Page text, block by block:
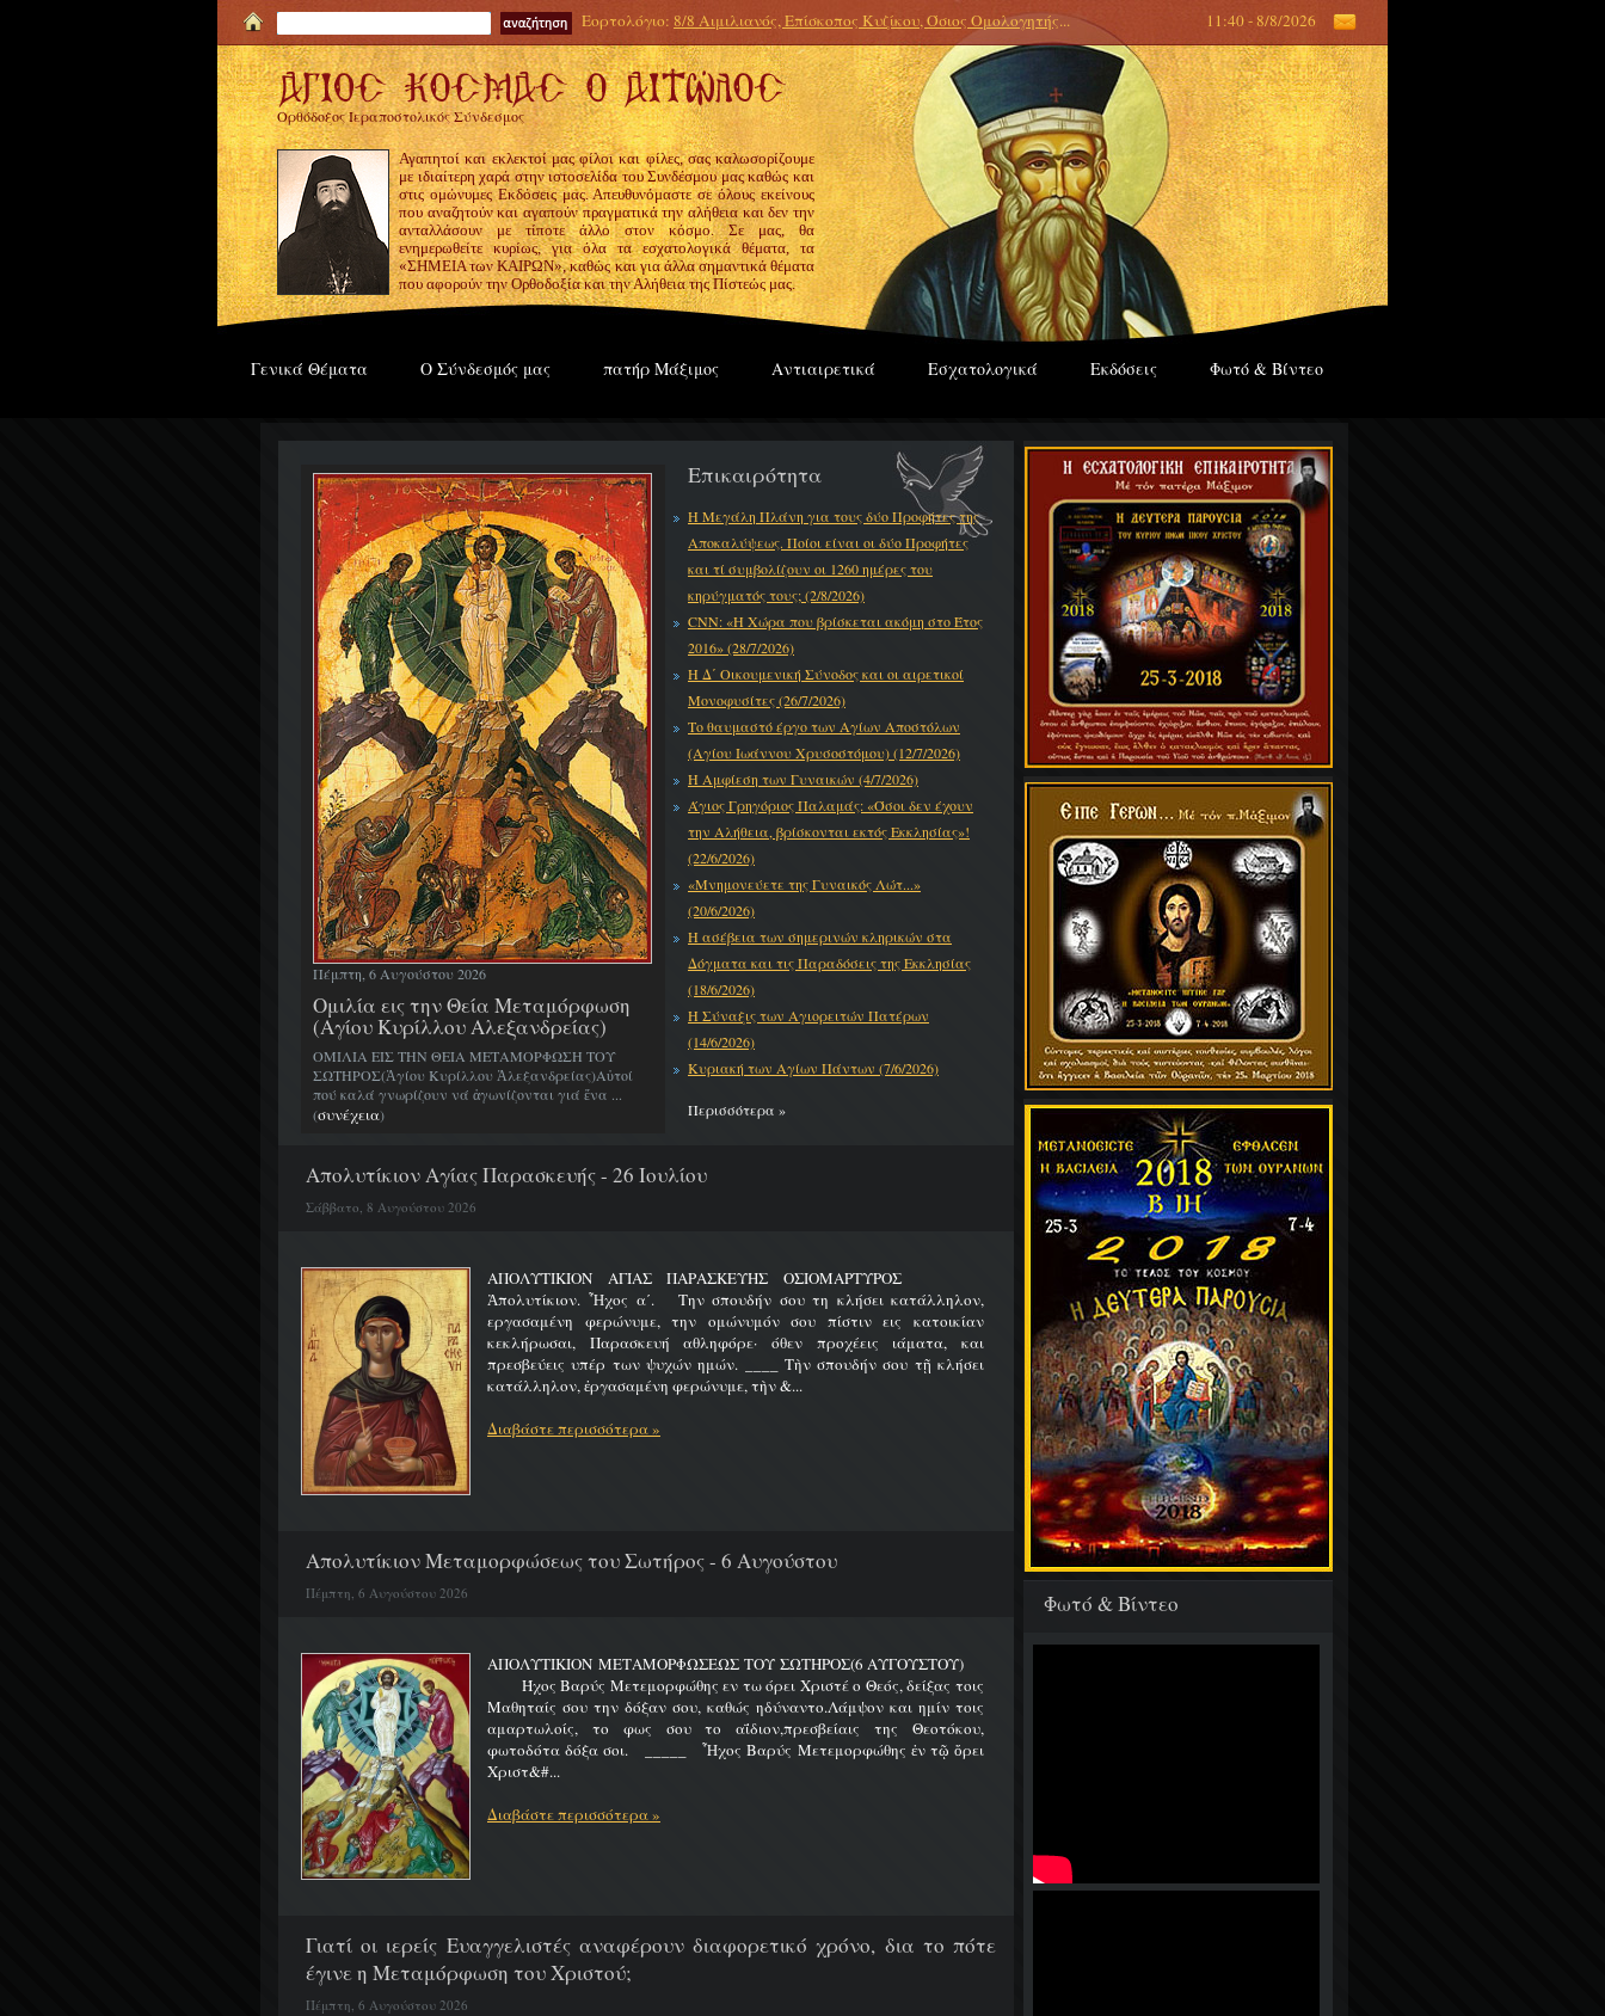
Εορτολόγιο: 8/8 Αιμιλιανός, Επίσκοπος Κυζίκου, Όσιος Ομολογητής... 11:40 - 8/8/2026
Ορθόδοξος Ιεραποστολικός Σύνδεσμος
Αγαπητοί και εκλεκτοί μας φίλοι και φίλες, σας καλωσορίζουμε
με ιδιαίτερη χαρά στην ιστοσελίδα του Συνδέσμου μας καθώς και
στις ομώνυμες Εκδόσεις μας. Απευθυνόμαστε σε όλους εκείνους
που αναζητούν και αγαπούν πραγματικά την αλήθεια και δεν την
ανταλλάσουν με τίποτε άλλο στον κόσμο. Σε μας, θα
ενημερωθείτε κυρίως, για όλα τα εσχατολογικά θέματα, τα
«ΣΗΜΕΙΑ των ΚΑΙΡΩΝ», καθώς και για άλλα σημαντικά θέματα
που αφορούν την Ορθοδοξία και την Αλήθεια της Πίστεώς μας.
Γενικά Θέματα Ο Σύνδεσμός μας πατήρ Μάξιμος Αντιαιρετικά Εσχατολογικά Εκδόσεις Φωτό & Βίντεο
Φωτό & Βίντεο
Πέμπτη, 6 Αυγούστου 2026
Ομιλία εις την Θεία Μεταμόρφωση
(Αγίου Κυρίλλου Αλεξανδρείας)
ΟΜΙΛΙΑ ΕΙΣ ΤΗΝ ΘΕΙΑ ΜΕΤΑΜΟΡΦΩΣΗ ΤΟΥ
ΣΩΤΗΡΟΣ(Ἁγίου Κυρίλλου Ἀλεξανδρείας)Αὐτοί
πού καλά γνωρίζουν νά ἀγωνίζονται γιά ἕνα ...
(συνέχεια)
Επικαιρότητα
Η Μεγάλη Πλάνη για τους δύο Προφήτες της
Αποκαλύψεως. Ποίοι είναι οι δύο Προφήτες
και τί συμβολίζουν οι 1260 ημέρες του
κηρύγματός τους; (2/8/2026)
CNN: «Η Χώρα που βρίσκεται ακόμη στο Έτος
2016» (28/7/2026)
Η Δ΄ Οικουμενική Σύνοδος και οι αιρετικοί
Μονοφυσίτες (26/7/2026)
Το θαυμαστό έργο των Αγίων Αποστόλων
(Αγίου Ιωάννου Χρυσοστόμου) (12/7/2026)
Η Αμφίεση των Γυναικών (4/7/2026)
Άγιος Γρηγόριος Παλαμάς: «Όσοι δεν έχουν
την Αλήθεια, βρίσκονται εκτός Εκκλησίας»!
(22/6/2026)
«Μνημονεύετε της Γυναικός Λώτ...»
(20/6/2026)
Η ασέβεια των σημερινών κληρικών στα
Δόγματα και τις Παραδόσεις της Εκκλησίας
(18/6/2026)
Η Σύναξις των Αγιορειτών Πατέρων
(14/6/2026)
Κυριακή των Αγίων Πάντων (7/6/2026)
Περισσότερα »
Απολυτίκιον Αγίας Παρασκευής - 26 Ιουλίου
Σάββατο, 8 Αυγούστου 2026
ΑΠΟΛΥΤΙΚΙΟΝ ΑΓΙΑΣ ΠΑΡΑΣΚΕΥΗΣ ΟΣΙΟΜΑΡΤΥΡΟΣ
Ἀπολυτίκιον. Ἦχος α΄. Την σπουδήν σου τη κλήσει κατάλληλον,
εργασαμένη φερώνυμε, την ομώνυμόν σου πίστιν εις κατοικίαν
κεκλήρωσαι, Παρασκευή αθληφόρε· όθεν προχέεις ιάματα, και
πρεσβεύεις υπέρ των ψυχών ημών. ____ Τὴν σπουδήν σου τῇ κλήσει
κατάλληλον, ἐργασαμένη φερώνυμε, τὴν &...
Διαβάστε περισσότερα »
Απολυτίκιον Μεταμορφώσεως του Σωτήρος - 6 Αυγούστου
Πέμπτη, 6 Αυγούστου 2026
ΑΠΟΛΥΤΙΚΙΟΝ ΜΕΤΑΜΟΡΦΩΣΕΩΣ ΤΟΥ ΣΩΤΗΡΟΣ(6 ΑΥΓΟΥΣΤΟΥ)
Ήχος Βαρύς Μετεμορφώθης εν τω όρει Χριστέ ο Θεός, δείξας τοις
Μαθηταίς σου την δόξαν σου, καθώς ηδύναντο.Λάμψον και ημίν τοις
αμαρτωλοίς, το φως σου το αΐδιον,πρεσβείαις της Θεοτόκου,
φωτοδότα δόξα σοι. _____ Ἦχος Βαρύς Μετεμορφώθης ἐν τῷ ὄρει
Χριστ&#...
Διαβάστε περισσότερα »
Γιατί οι ιερείς Ευαγγελιστές αναφέρουν διαφορετικό χρόνο, δια το πότε
έγινε η Μεταμόρφωση του Χριστού;
Πέμπτη, 6 Αυγούστου 2026